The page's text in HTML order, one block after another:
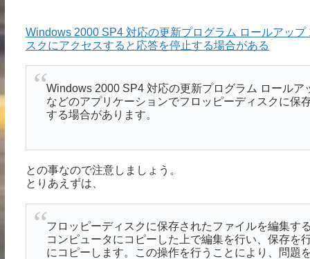
Windows 2000 SP4 対応の更新プログラム ロールアッ
スクにアクセスすると応答を停止する場合がある
Windows 2000 SP4 対応の更新プログラム ロール
などのアプリケーションでフロッピーディスクに保
する場合があります。
との事なので注意しましょう。
とりあえずは、
フロッピーディスクに保存されたファイルを編集
コンピュータにコピーした上で編集を行い、保存を
にコピーします。この操作を行うことにより、問題